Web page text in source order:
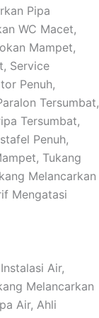
Pipa
WC Macet,
Mampet,
Service
Penuh,
Tersumbat,
Tersumbat,
Penuh,
Tukang
Melancarkan
Mengatasi
Air,
Melancarkan
Air, Ahli